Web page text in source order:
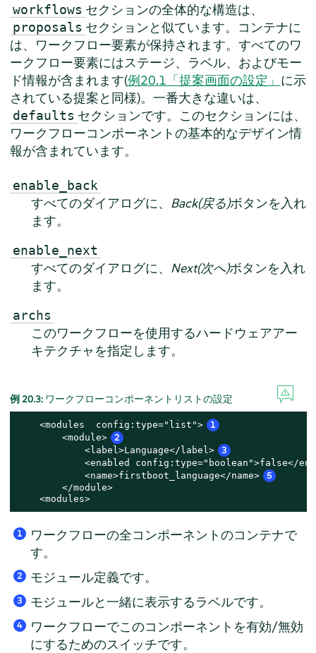
workflows セクションの全体的な構造は、
proposals セクションと似ています。コンテナに
は、ワークフロー要素が保持されます。すべてのワ
ークフロー要素にはステージ、ラベル、およびモー
ド情報が含まれます(例20.1「提案画面の設定」 に示
されている提案と同様)。一番大きな違いは、
defaults セクションです。このセクションには、
ワークフローコンポーネントの基本的なデザイン情
報が含まれています。
enable_back
すべてのダイアログに、 Back(戻る)ボタンを入れ
ます。
enable_next
すべてのダイアログに、 Next(次へ)ボタンを入れ
ます。
archs
このワークフローを使用するハードウェアアー
キテクチャを指定します。
例 20.3: ワークフローコンポーネントリストの設定
    <modules  config:type="list">
1
        <module>
2
            <label>Language</label>
3
<enabled config:type="boolean">false</
            <name>firstboot_language</name>
5
        </module>
    <modules>
1
ワークフローの全コンポーネントのコンテナで
す。
2 モジュール定義です。
3 モジュールと一緒に表示するラベルです。
4
ワークフローでこのコンポーネントを有効/無効
にするためのスイッチです。